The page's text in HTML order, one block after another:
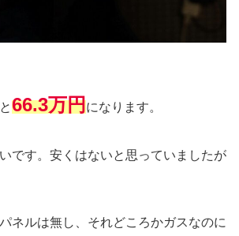
66.3万円になります。
です。安くはないと思っていましたが
ネルは無し、それどころかガスなのに